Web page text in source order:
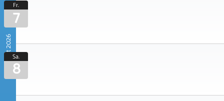
August 2026
Fr.
7
Sa.
8